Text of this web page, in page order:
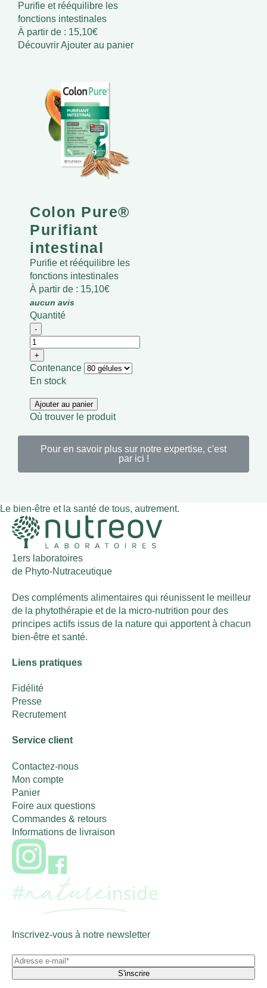
Purifie et rééquilibre les
fonctions intestinales
À partir de : 15,10€
DécouvrirAjouter au panier
Colon Pure®
Purifiant
intestinal
Purifie et rééquilibre les
fonctions intestinales
À partir de : 15,10€
aucun avis
Quantité
Contenance
En stock
Ajouter au panier
Où trouver le produit
Pour en savoir plus sur notre expertise, c'est
par ici !
Le bien-être et la santé de tous, autrement.
1ers laboratoires
de Phyto-Nutraceutique
Des compléments alimentaires qui réunissent le meilleur
de la phytothérapie et de la micro-nutrition pour des
principes actifs issus de la nature qui apportent à chacun
bien-être et santé.
Liens pratiques
Fidélité
Presse
Recrutement
Service client
Contactez-nous
Mon compte
Panier
Foire aux questions
Commandes & retours
Informations de livraison
Inscrivez-vous à notre newsletter